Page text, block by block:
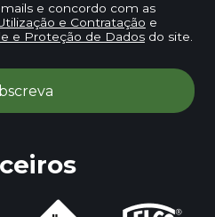
e concordo com as
e Contratação e
e Proteção de Dadosdo site.